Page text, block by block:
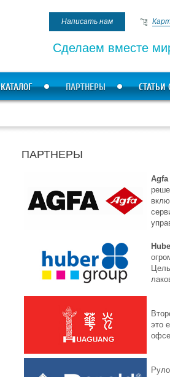
Сделаем вместе
Написать нам
КАТАЛОГ ПАРТНЕРЫ
ПАРТНЕРЫ
это